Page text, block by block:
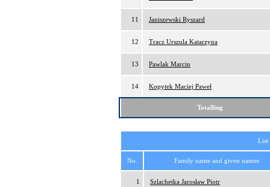
11 Janiszewski Ryszard
12 Tracz Urszula Katarzyna
13 Pawlak Marcin
14 Kopytek Maciej Paweł
Totalling
List
No. Family name and given names
1 Szlachetka Jarosław Piotr